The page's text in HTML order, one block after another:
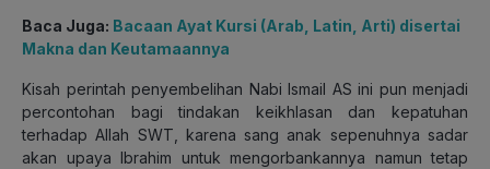
Baca Juga: Bacaan Ayat Kursi (Arab, Latin, Arti) disertai
Makna dan Keutamaannya
Kisah perintah penyembelihan Nabi Ismail AS ini pun menjadi
percontohan bagi tindakan keikhlasan dan kepatuhan
terhadap Allah SWT, karena sang anak sepenuhnya sadar
akan upaya Ibrahim untuk mengorbankannya namun tetap